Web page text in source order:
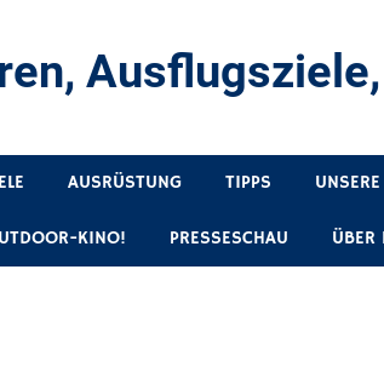
AUSRÜSTUNG TIPPS
KINO! PRESSESCHAU